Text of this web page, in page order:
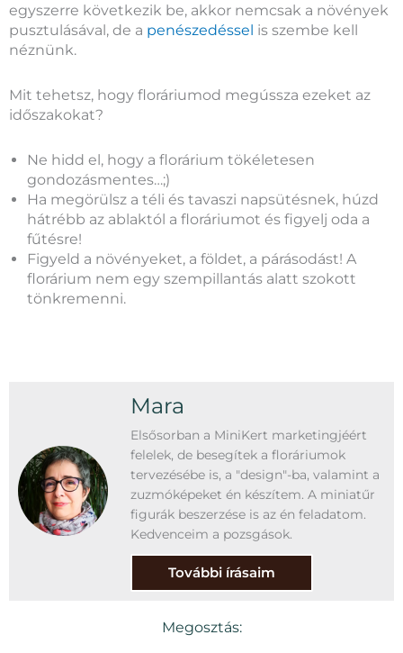
egyszerre következik be, akkor nemcsak a növények
pusztulásával, de a penészedéssel is szembe kell
néznünk.
Mit tehetsz, hogy floráriumod megússza ezeket az
időszakokat?
Ne hidd el, hogy a florárium tökéletesen
gondozásmentes…;)
Ha megörülsz a téli és tavaszi napsütésnek, húzd
hátrébb az ablaktól a floráriumot és figyelj oda a
fűtésre!
Figyeld a növényeket, a földet, a párásodást! A
florárium nem egy szempillantás alatt szokott
tönkremenni.
Mara
Elsősorban a MiniKert marketingjéért
felelek, de besegítek a floráriumok
tervezésébe is, a "design"-ba, valamint a
zuzmóképeket én készítem. A miniatűr
figurák beszerzése is az én feladatom.
Kedvenceim a pozsgások.
További írásaim
Megosztás: